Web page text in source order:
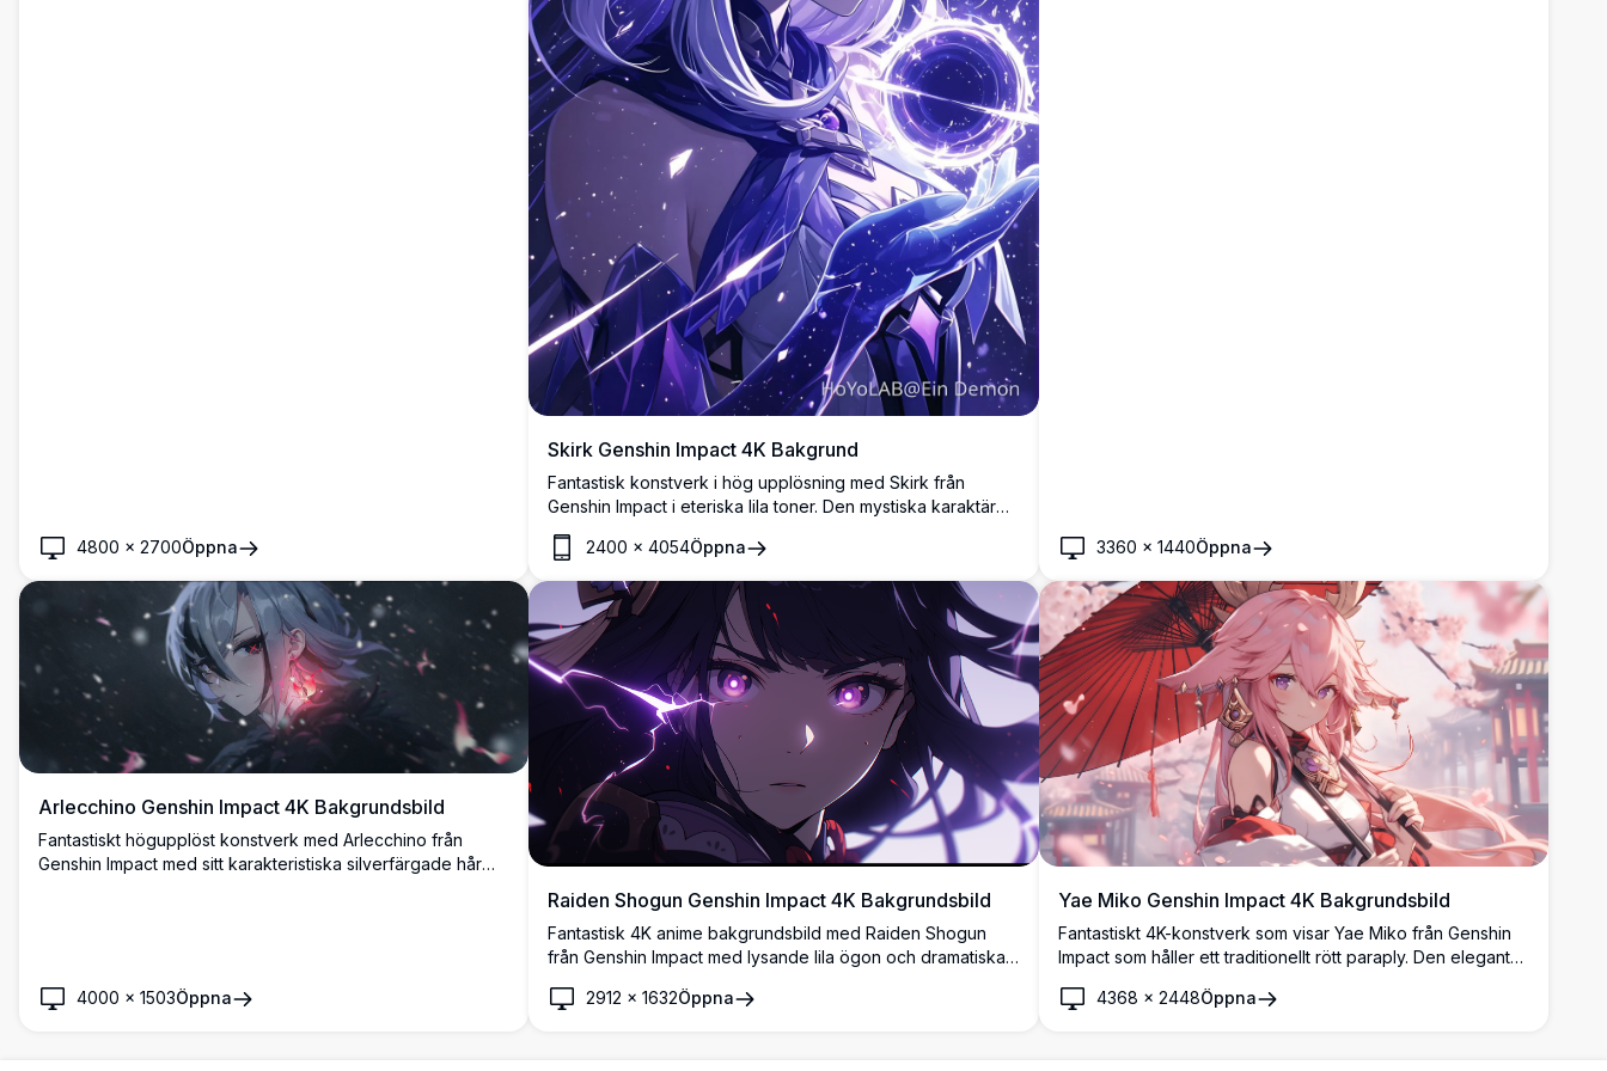
4800 × 2700Öppna
Skirk Genshin Impact 4K Bakgrund
Fantastisk konstverk i hög upplösning med Skirk från
Genshin Impact i eteriska lila toner. Den mystiska karaktären
håller en glödande kula mot en stjärnbeströdd kosmisk
bakgrund, som visar vacker anime-stil konst med flödande
hår och magisk atmosfär perfekt för alla skärmar.
2400 ×4054Öppna 3360 × 1440Öppna
Arlecchino Genshin Impact 4K Bakgrundsbild
Fantastiskt högupplöst konstverk med Arlecchino från
Genshin Impact med sitt karakteristiska silverfärgade hår
4000 × 1503Öppna
Raiden Shogun Genshin Impact 4K Bakgrundsbild
Fantastisk 4K anime bakgrundsbild med Raiden Shogun
från Genshin Impact med lysande lila ögon och dramatiska
Archon i en fascinerande mörk atmosfär med eterisk
2912 ×1632Öppna
Yae Miko Genshin Impact 4K Bakgrundsbild
Fantastiskt 4K-konstverk som visar Yae Miko från Genshin
Impact som håller ett traditionellt rött paraply. Den eleganta
utsmyckade accessoarer mot en drömmig
4368 × 2448Öppna